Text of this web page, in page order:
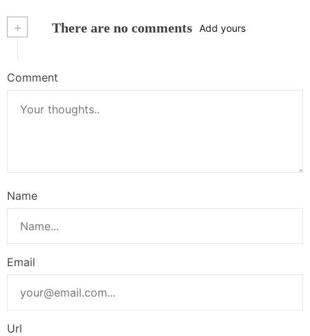
+ There are no comments Add yours
Comment
Name
Email
Url